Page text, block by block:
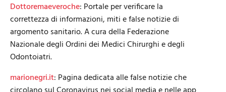
Dottoremaeveroche: Portale per verificare la
correttezza di informazioni, miti e false notizie di
argomento sanitario. A cura della Federazione
Nazionale degli Ordini dei Medici Chirurghi e degli
Odontoiatri.
marionegri.it: Pagina dedicata alle false notizie che